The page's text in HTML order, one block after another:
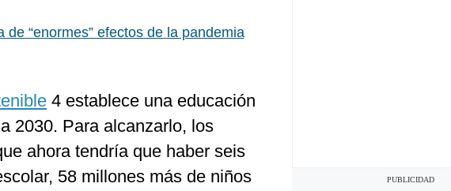
de “enormes” efectos de la pandemia
4 establece una educación
2030. Para alcanzarlo, los
ahora tendría que haber seis
58 millones más de niños